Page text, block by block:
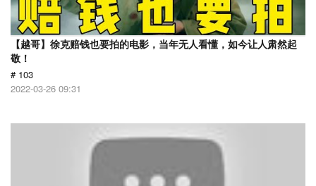
【越哥】徐克赔钱也要拍的电影，当年无人看懂，如今让人肃然起
敬！
# 103
2022-03-26 09:31